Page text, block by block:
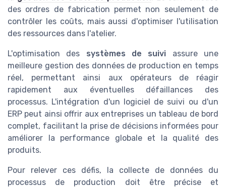
des ordres de fabrication permet non seulement de
contrôler les coûts, mais aussi d'optimiser l'utilisation
des ressources dans l'atelier.
L'optimisation des systèmes de suivi assure une
meilleure gestion des données de production en temps
réel, permettant ainsi aux opérateurs de réagir
rapidement aux éventuelles défaillances des
processus. L'intégration d'un logiciel de suivi ou d'un
ERP peut ainsi offrir aux entreprises un tableau de bord
complet, facilitant la prise de décisions informées pour
améliorer la performance globale et la qualité des
produits.
Pour relever ces défis, la collecte de données du
processus de production doit être précise et